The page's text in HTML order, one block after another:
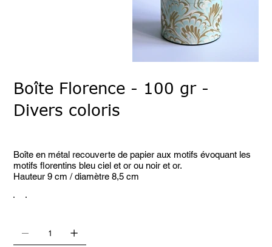
Boîte Florence - 100 gr -
Divers coloris
Boîte en métal recouverte de papier aux motifs évoquant les
motifs florentins bleu ciel et or ou noir et or.
Hauteur 9 cm / diamètre 8,5 cm